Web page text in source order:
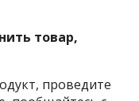
товар,
проведите